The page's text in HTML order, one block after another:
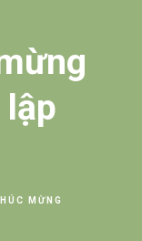
MỪNG